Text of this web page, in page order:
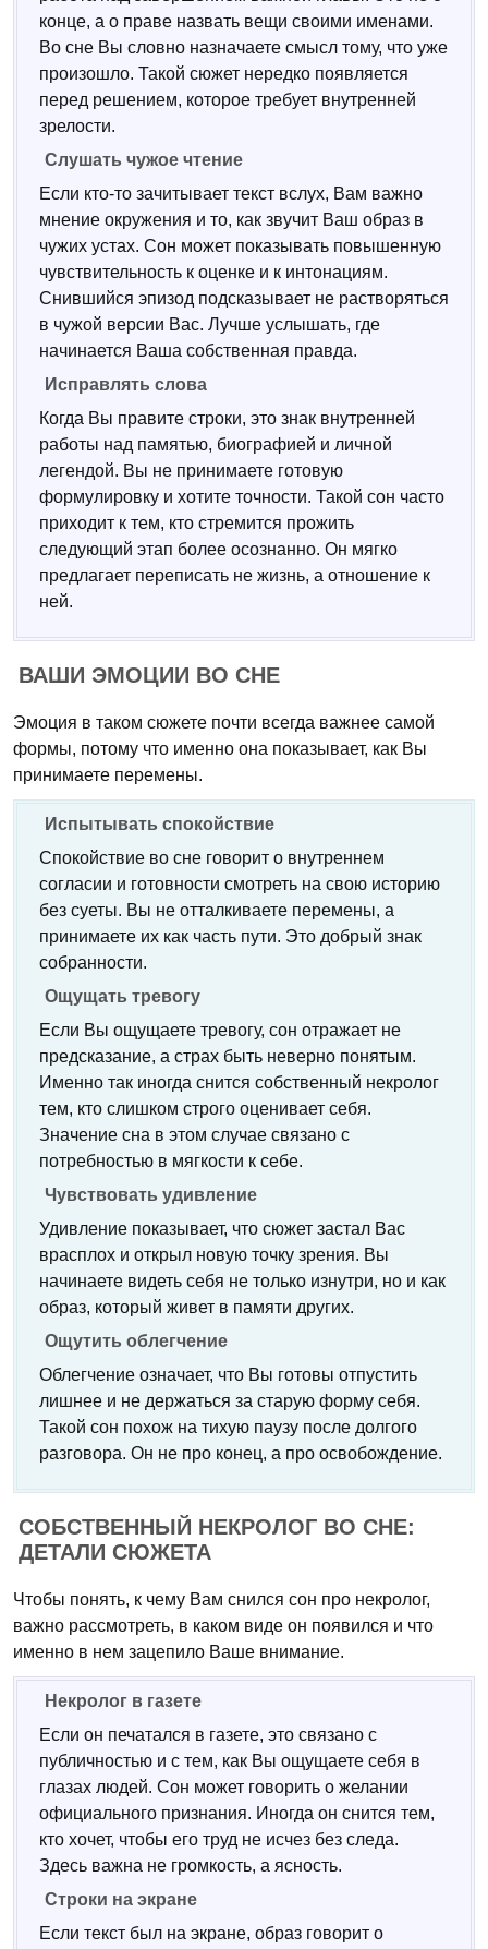
конце, а о праве назвать вещи своими именами.
Во сне Вы словно назначаете смысл тому, что уже
произошло. Такой сюжет нередко появляется
перед решением, которое требует внутренней
зрелости.
Слушать чужое чтение
Если кто-то зачитывает текст вслух, Вам важно
мнение окружения и то, как звучит Ваш образ в
чужих устах. Сон может показывать повышенную
чувствительность к оценке и к интонациям.
Снившийся эпизод подсказывает не растворяться
в чужой версии Вас. Лучше услышать, где
начинается Ваша собственная правда.
Исправлять слова
Когда Вы правите строки, это знак внутренней
работы над памятью, биографией и личной
легендой. Вы не принимаете готовую
формулировку и хотите точности. Такой сон часто
приходит к тем, кто стремится прожить
следующий этап более осознанно. Он мягко
предлагает переписать не жизнь, а отношение к
ней.
ВАШИ ЭМОЦИИ ВО СНЕ
Эмоция в таком сюжете почти всегда важнее самой
формы, потому что именно она показывает, как Вы
принимаете перемены.
Испытывать спокойствие
Спокойствие во сне говорит о внутреннем
согласии и готовности смотреть на свою историю
без суеты. Вы не отталкиваете перемены, а
принимаете их как часть пути. Это добрый знак
собранности.
Ощущать тревогу
Если Вы ощущаете тревогу, сон отражает не
предсказание, а страх быть неверно понятым.
Именно так иногда снится собственный некролог
тем, кто слишком строго оценивает себя.
Значение сна в этом случае связано с
потребностью в мягкости к себе.
Чувствовать удивление
Удивление показывает, что сюжет застал Вас
врасплох и открыл новую точку зрения. Вы
начинаете видеть себя не только изнутри, но и как
образ, который живет в памяти других.
Ощутить облегчение
Облегчение означает, что Вы готовы отпустить
лишнее и не держаться за старую форму себя.
Такой сон похож на тихую паузу после долгого
разговора. Он не про конец, а про освобождение.
СОБСТВЕННЫЙ НЕКРОЛОГ ВО СНЕ:
ДЕТАЛИ СЮЖЕТА
Чтобы понять, к чему Вам снился сон про некролог,
важно рассмотреть, в каком виде он появился и что
именно в нем зацепило Ваше внимание.
Некролог в газете
Если он печатался в газете, это связано с
публичностью и с тем, как Вы ощущаете себя в
глазах людей. Сон может говорить о желании
официального признания. Иногда он снится тем,
кто хочет, чтобы его труд не исчез без следа.
Здесь важна не громкость, а ясность.
Строки на экране
Если текст был на экране, образ говорит о